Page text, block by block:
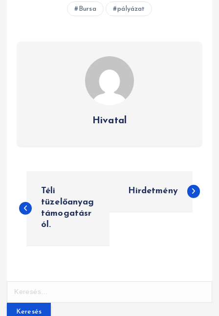
Bursa pályázat
Hivatal
e
y
z
Téli
tüzelőanyag
támogatásr
ól.
Hirdetmény